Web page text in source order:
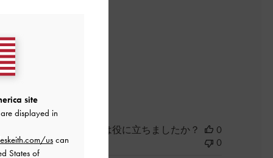
このレビューは役に立ちましたか？
0
0
site
displayed in
uscan
States of